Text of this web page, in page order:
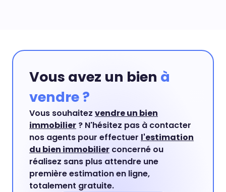
Vous avez un bien à
vendre ?
Vous souhaitez vendre un bien
immobilier ? N'hésitez pas à contacter
nos agents pour effectuer l'estimation
du bien immobilier concerné ou
réalisez sans plus attendre une
première estimation en ligne,
totalement gratuite.